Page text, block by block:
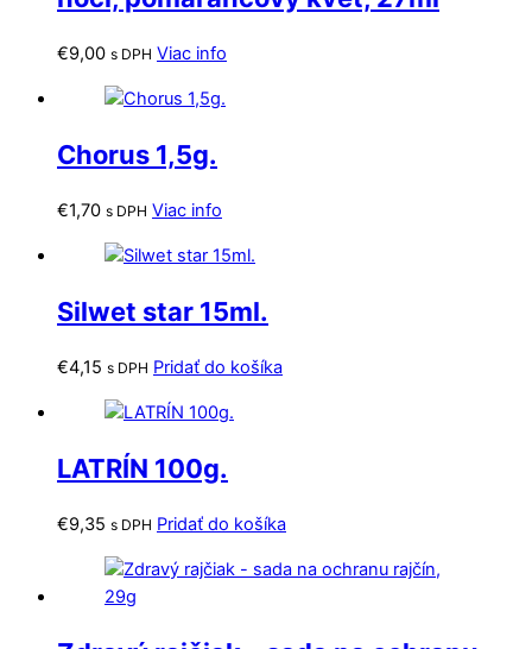
€9,00 s DPH Viac info
Chorus 1,5g.
€1,70 s DPH Viac info
Silwet star 15ml.
€4,15 s DPH Pridať do košíka
LATRÍN 100g.
€9,35 s DPH Pridať do košíka